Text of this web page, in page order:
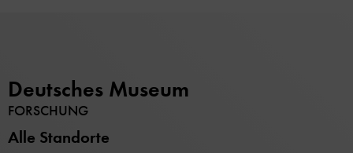
Deutsches Museum
FORSCHUNG
Alle Standorte